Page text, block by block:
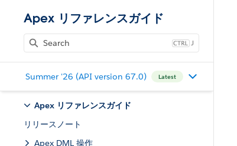
Apex リファレンスガイド
J
Summer '26 (API version 67.0) Latest
Apex リファレンスガイド
リリースノート
Apex DML 操作